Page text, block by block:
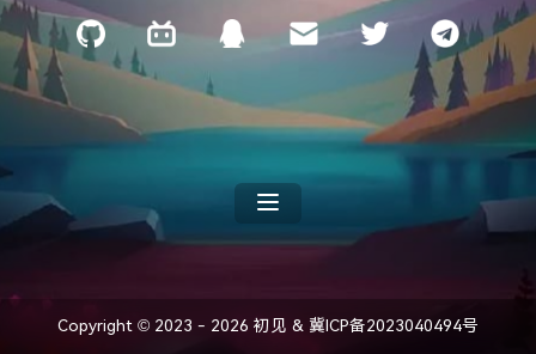
Copyright © 2023 - 2026 初见 & 冀ICP备2023040494号